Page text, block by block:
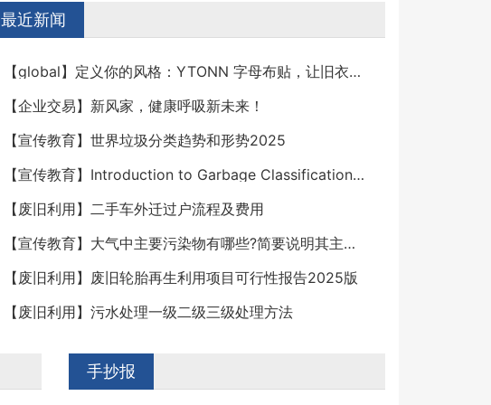
最近新闻
【global】定义你的风格：YTONN 字母布贴，让旧衣物焕发新生
【企业交易】新风家，健康呼吸新未来！
【宣传教育】世界垃圾分类趋势和形势2025
【宣传教育】Introduction to Garbage Classification Using Deep Learning
【废旧利用】二手车外迁过户流程及费用
【宣传教育】大气中主要污染物有哪些?简要说明其主要来源及危害
【废旧利用】废旧轮胎再生利用项目可行性报告2025版
【废旧利用】污水处理一级二级三级处理方法
手抄报